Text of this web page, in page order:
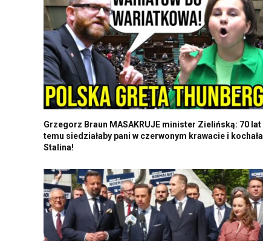
Grzegorz Braun MASAKRUJE minister Zielińską: 70 lat
temu siedziałaby pani w czerwonym krawacie i kochała
Stalina!